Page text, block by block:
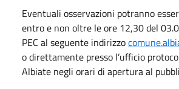
Eventuali osservazioni potranno
entro e non oltre le ore 12,30 del
PEC al seguente indirizzo
o direttamente presso l’ufficio
Albiate negli orari di apertura al